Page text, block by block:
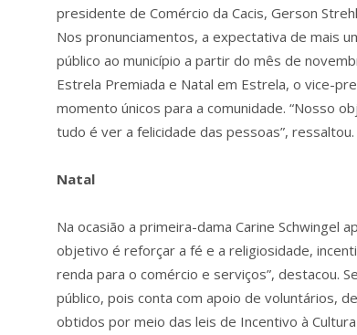
presidente de Comércio da Cacis, Gerson
Nos pronunciamentos, a expectativa de mais
público ao município a partir do mês de
Estrela Premiada e Natal em Estrela, o vice-
momento únicos para a comunidade. “Nosso
tudo é ver a felicidade das pessoas”, ressaltou.
Natal
Na ocasião a primeira-dama Carine Schwingel
objetivo é reforçar a fé e a religiosidade,
renda para o comércio e serviços”, destacou.
público, pois conta com apoio de voluntários,
obtidos por meio das leis de Incentivo à